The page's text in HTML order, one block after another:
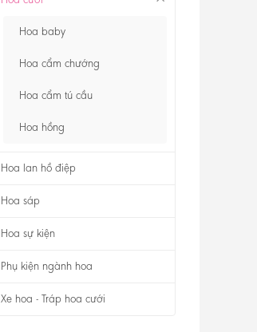
Hoa baby
Hoa cẩm chướng
Hoa cẩm tú cầu
Hoa hồng
Hoa lan hồ điệp
Hoa sáp
Hoa sự kiện
Phụ kiện ngành hoa
Xe hoa - Tráp hoa cưới